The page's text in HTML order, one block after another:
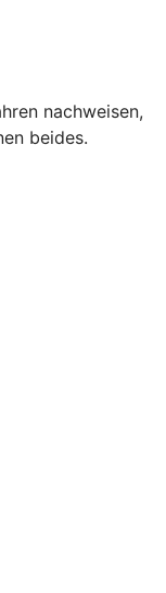
nachweisen,
beides.